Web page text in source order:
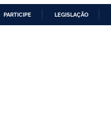
PARTICIPE LEGISLAÇÃO